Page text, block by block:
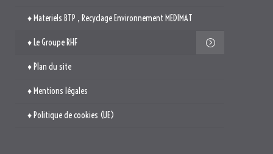
♦ Materiels BTP , Recyclage Environnement MEDIMAT
♦ Le Groupe RHF
♦ Plan du site
♦ Mentions légales
♦ Politique de cookies (UE)